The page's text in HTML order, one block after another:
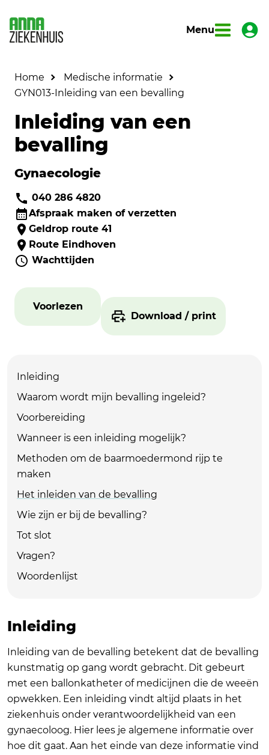
Menu
Home
Medische informatie
GYN013-Inleiding van een bevalling
Inleiding van een
bevalling
Gynaecologie
040 286 4820
Afspraak maken of verzetten
Geldrop route 41
Route Eindhoven
Wachttijden
Voorlezen
Download / print
Inleiding
Waarom wordt mijn bevalling ingeleid?
Voorbereiding
Wanneer is een inleiding mogelijk?
Methoden om de baarmoedermond rijp te
maken
Het inleiden van de bevalling
Wie zijn er bij de bevalling?
Tot slot
Vragen?
Woordenlijst
Inleiding
Inleiding van de bevalling betekent dat de bevalling
kunstmatig op gang wordt gebracht. Dit gebeurt
met een ballonkatheter of medicijnen die de weeën
opwekken. Een inleiding vindt altijd plaats in het
ziekenhuis onder verantwoordelijkheid van een
gynaecoloog. Hier lees je algemene informatie over
hoe dit gaat. Aan het einde van deze informatie vind